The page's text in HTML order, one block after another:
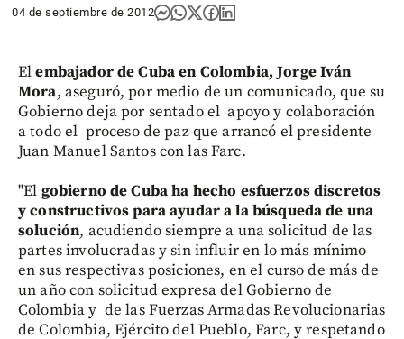
04 de septiembre de 2012
Elembajador de Cuba en Colombia, Jorge Iván
Mora, aseguró, por medio de un comunicado, que su
Gobierno deja por sentado el apoyo y colaboración
a todo el proceso de paz que arrancó el presidente
Juan Manuel Santos con las Farc.
"El gobierno de Cuba ha hecho esfuerzos discretos
y constructivos para ayudar a la búsqueda de una
solución, acudiendo siempre a una solicitud de las
partes involucradas y sin influir en lo más mínimo
en sus respectivas posiciones, en el curso de más de
un año con solicitud expresa del Gobierno de
Colombia y de las Fuerzas Armadas Revolucionarias
de Colombia, Ejército del Pueblo, Farc, y respetando